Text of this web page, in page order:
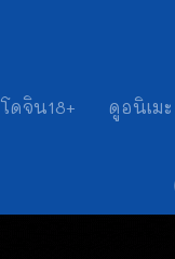
โดจิน18+ ดูอนิเมะ